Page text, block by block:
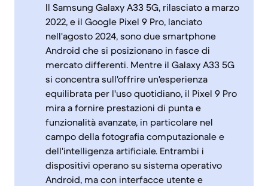
Il Samsung Galaxy A33 5G, rilasciato a marzo
2022, e il Google Pixel 9 Pro, lanciato
nell'agosto 2024, sono due smartphone
Android che si posizionano in fasce di
mercato differenti. Mentre il Galaxy A33 5G
si concentra sull'offrire un'esperienza
equilibrata per l'uso quotidiano, il Pixel 9 Pro
mira a fornire prestazioni di punta e
funzionalità avanzate, in particolare nel
campo della fotografia computazionale e
dell'intelligenza artificiale. Entrambi i
dispositivi operano su sistema operativo
Android, ma con interfacce utente e